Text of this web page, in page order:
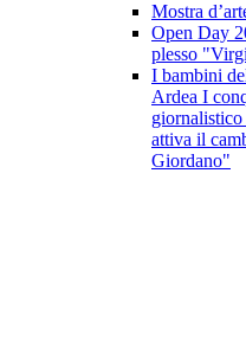
Mostra
Open Day
plesso
I bambini
Ardea I
attiva il
Giordano"